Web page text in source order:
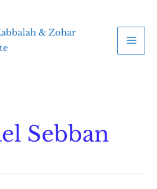
& Zohar
Sebban